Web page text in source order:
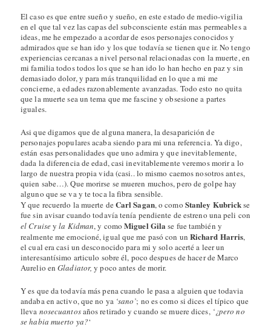
El caso es que entre sueño y sueño, en este estado de medio-vigilia
en el que tal vez las capas del subconsciente están mas permeables a
ideas, me he empezado a acordar de esos personajes conocidos y
admirados que se han ido y los que todavía se tienen que ir. No tengo
experiencias cercanas a nivel personal relacionadas con la muerte, en
mi familia todos todos los que se han ido lo han hecho en paz y sin
demasiado dolor, y para más tranquilidad en lo que a mi me
concierne, a edades razonablemente avanzadas. Todo esto no quita
que la muerte sea un tema que me fascine y obsesione a partes
iguales.
Asi que digamos que de alguna manera, la desaparición de
personajes populares acaba siendo para mi una referencia. Ya digo,
están esas personalidades que uno admira y que inevitablemente,
dada la diferencia de edad, casi inevitablemente veremos morir a lo
largo de nuestra propia vida (casi.. lo mismo caemos nosotros antes,
quien sabe…). Que morirse se mueren muchos, pero de golpe hay
alguno que se va y te toca la fibra sensible.
Y que recuerdo la muerte deCarl Sagan, o como Stanley Kubrickse
fue sin avisar cuando todavía tenía pendiente de estreno una peli con
el Cruiseyla Kidman, y comoMiguel Gila se fue también y
realmente me emocioné, igual que me pasó con un Richard Harris,
el cual era casi un desconocido para mi y solo acerté a leer un
interesantísimo articulo sobre él, poco despues de hacer de Marco
Aurelio enGladiator, y poco antes de morir.
Y es que da todavía más pena cuando le pasa a alguien que todavia
andaba en activo, que no ya ‘sano’; no es como si dices el típico que
lleva nosecuantosaños retirado y cuando se muere dices, ‘¿pero no
se habia muerto ya?‘